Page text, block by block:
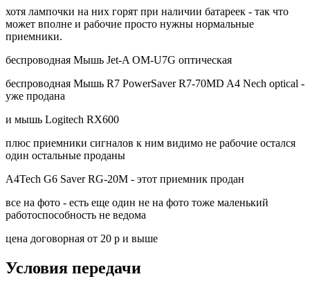
хотя лампочки на них горят при наличии батареек - так что
может вполне и рабочие просто нужны нормальные
приемники.
беспроводная Мышь Jet-A OM-U7G оптическая
беспроводная Мышь R7 PowerSaver R7-70MD A4 Nech optical -
уже продана
и мышь Logitech RX600
плюс приемники сигналов к ним видимо не рабочие остался
один остальные проданы
A4Tech G6 Saver RG-20M - этот приемник продан
все на фото - есть еще один не на фото тоже маленький
работоспособность не ведома
цена договорная от 20 р и выше
Условия передачи